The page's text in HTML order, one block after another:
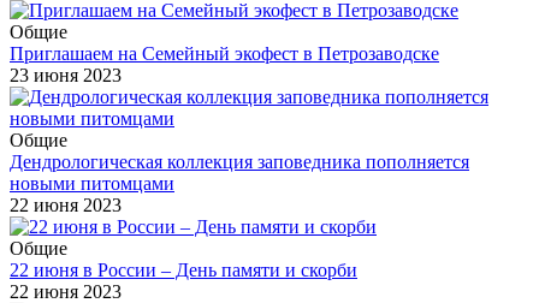
Общие
Приглашаем на Семейный экофест в Петрозаводске
23 июня 2023
Общие
Дендрологическая коллекция заповедника пополняется
новыми питомцами
22 июня 2023
Общие
22 июня в России – День памяти и скорби
22 июня 2023